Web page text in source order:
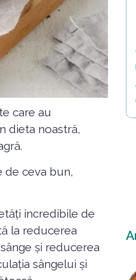
care au
dieta noastră,
de ceva bun,
incredibile de
la reducerea
și reducerea
sângelui și